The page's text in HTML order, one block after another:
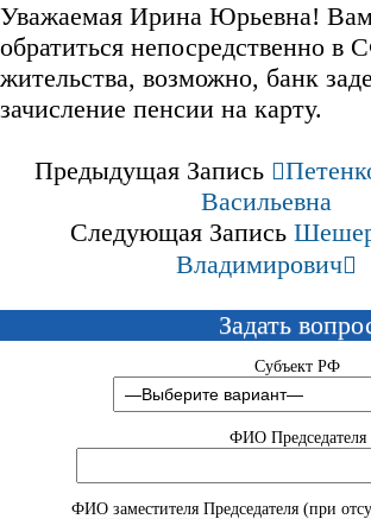
Уважаемая Ирина Юрьевна!
обратиться непосредственно в
жительства, возможно, банк
зачисление пенсии на карту.
Предыдущая Запись
Васильевна
Следующая Запись
Владимирович
Задать
Субъект РФ
ФИО Председателя
ФИО заместителя Председателя (при